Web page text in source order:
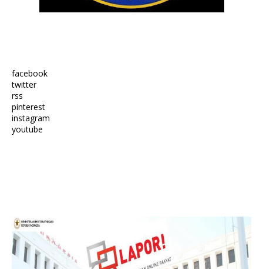
facebook
twitter
rss
pinterest
instagram
youtube